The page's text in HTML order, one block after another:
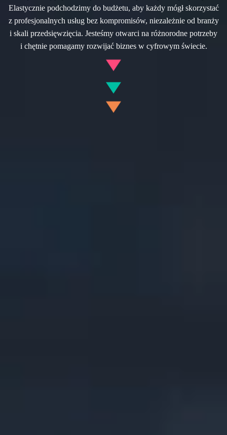
Elastycznie podchodzimy do budżetu, aby każdy mógł skorzystać
z profesjonalnych usług bez kompromisów, niezależnie od branży
i skali przedsięwzięcia. Jesteśmy otwarci na różnorodne potrzeby
i chętnie pomagamy rozwijać biznes w cyfrowym świecie.